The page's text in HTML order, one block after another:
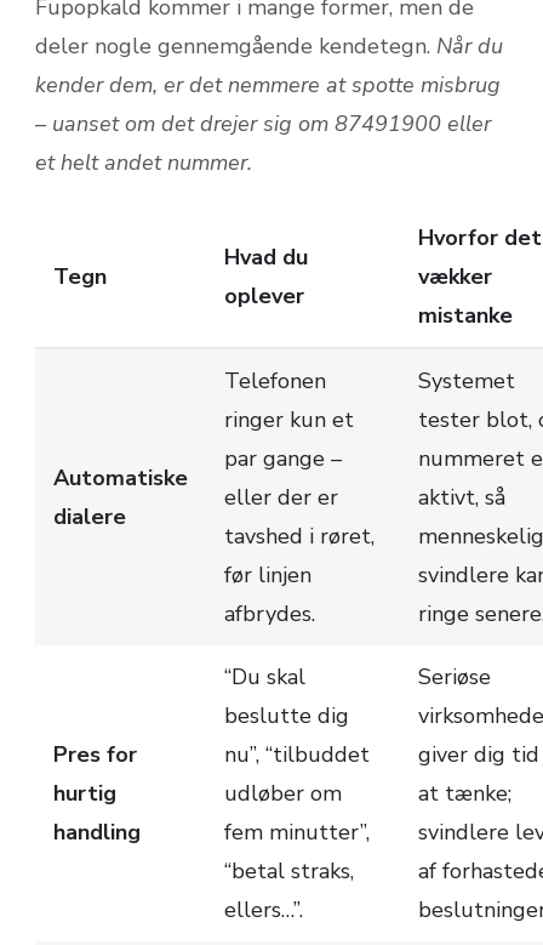
Fupopkald kommer i mange former, men de
deler nogle gennemgående kendetegn. Når du
kender dem, er det nemmere at spotte misbrug
– uanset om det drejer sig om 87491900 eller
et helt andet nummer.
Tegn
Hvad du
oplever
Hvorfor det
vækker
mistanke
Automatiske
dialere
Telefonen
ringer kun et
par gange –
eller der er
tavshed i røret,
før linjen
afbrydes.
Systemet
tester blot,
nummeret
aktivt, så
svindlere
ringe
Pres for
hurtig
handling
“Du skal
beslutte dig
nu”, “tilbuddet
udløber om
fem minutter”,
“betal straks,
ellers…”.
Seriøse
giver dig
at tænke;
svindlere
af